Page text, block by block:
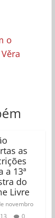
o
as
a 13ª
do
Livre
novembro
0